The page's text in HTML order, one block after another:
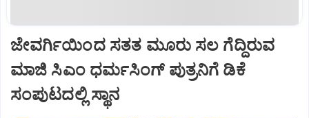
ಜೇವರ್ಗಿಯಿಂದ ಸತತ ಮೂರು ಸಲ ಗೆದ್ದಿರುವ
ಮಾಜಿ ಸಿಎಂ ಧರ್ಮಸಿಂಗ್ ಪುತ್ರನಿಗೆ ಡಿಕೆ
ಸಂಪುಟದಲ್ಲಿ ಸ್ಥಾನ